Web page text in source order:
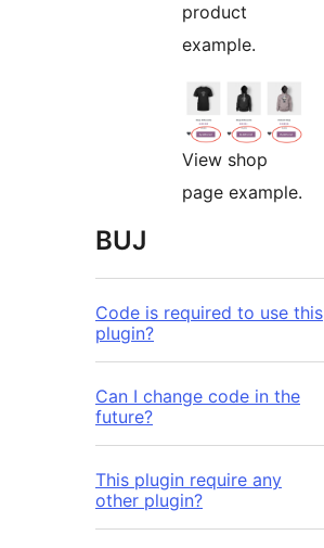
product
example.
View shop
page example.
BUJ
Code is required to use this
plugin?
Can I change code in the
future?
This plugin require any
other plugin?